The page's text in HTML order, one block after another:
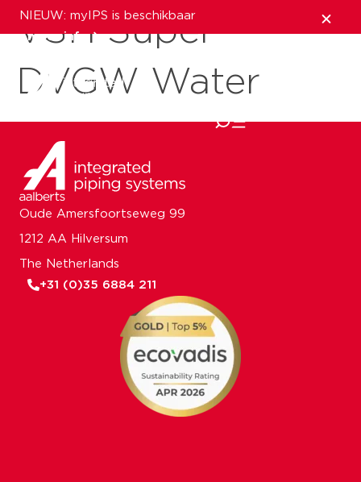
NIEUW: myIPS is beschikbaar
meer info
sluiten
VSH Super
DVGW Water
Oude Amersfoortseweg 99
1212 AA Hilversum
The Netherlands
+31 (0)35 6884 211